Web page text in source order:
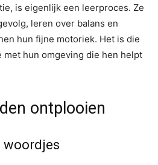
is eigenlijk een leerproces. Ze
leren over balans en
hun fijne motoriek. Het is die
hun omgeving die hen helpt
ontplooien
woordjes